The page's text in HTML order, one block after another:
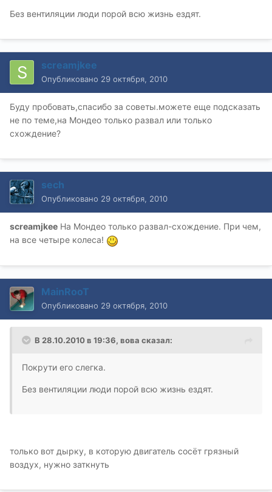
Без вентиляции люди порой всю жизнь ездят.
screamjkee
Опубликовано 29 октября, 2010
Буду пробовать,спасибо за советы.можете еще подсказать
не по теме,на Мондео только развал или только
схождение?
sech
Опубликовано 29 октября, 2010
screamjkee На Мондео только развал-схождение. При чем,
на все четыре колеса!
MainRooT
Опубликовано 29 октября, 2010
В 28.10.2010 в 19:36, вова сказал:
Покрути его слегка.
Без вентиляции люди порой всю жизнь ездят.
только вот дырку, в которую двигатель сосёт грязный
воздух, нужно заткнуть